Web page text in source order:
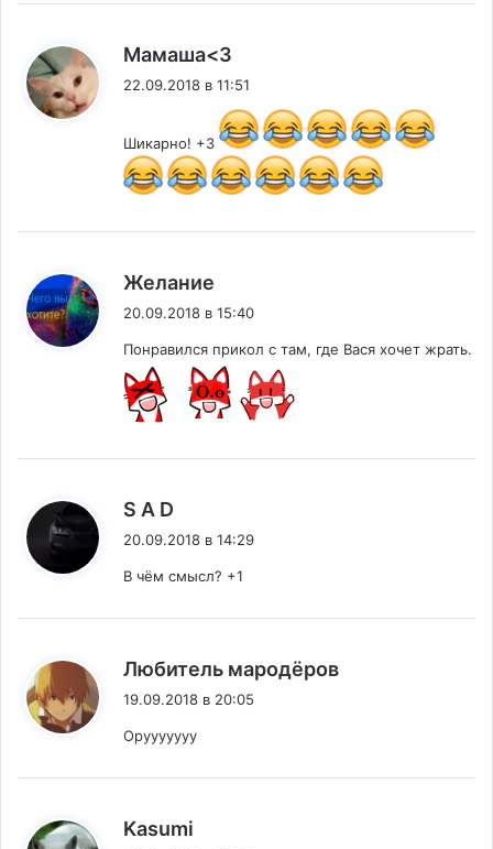
Мамаша<3
22.09.2018 в 11:51
Шикарно! +3
Желание
20.09.2018 в 15:40
Понравился прикол с там, где Вася хочет жрать.
S A D
20.09.2018 в 14:29
В чём смысл? +1
Любитель мародёров
19.09.2018 в 20:05
Орууууууу
Kasumi